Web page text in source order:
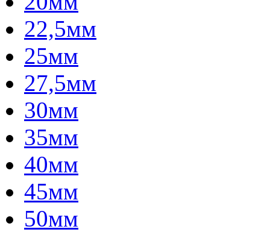
22,5мм
25мм
27,5мм
30мм
35мм
40мм
45мм
50мм